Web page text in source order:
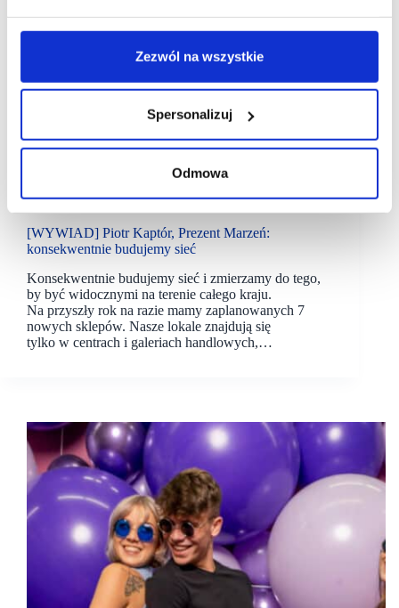
Zezwól na wszystkie
Spersonalizuj
Odmowa
Emotivo
Funzeum Prezent Marzeń
[WYWIAD] Piotr Kaptór, Prezent Marzeń:
konsekwentnie budujemy sieć
Konsekwentnie budujemy sieć i zmierzamy do tego,
by być widocznymi na terenie całego kraju.
Na przyszły rok na razie mamy zaplanowanych 7
nowych sklepów. Nasze lokale znajdują się
tylko w centrach i galeriach handlowych,…